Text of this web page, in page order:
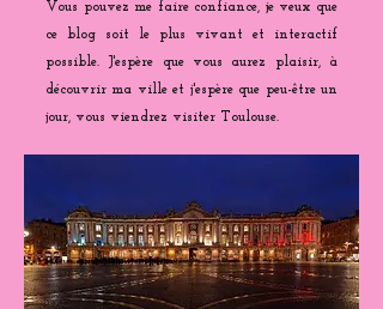
Vous pouvez me faire confiance, je veux que
ce blog soit le plus vivant et interactif
possible. J'espère que vous aurez plaisir, à
découvrir ma ville et j'espère que peu-être un
jour, vous viendrez visiter Toulouse.